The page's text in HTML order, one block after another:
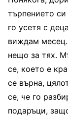
търпението
го усетя с
виждам
нещо за тях.
се, което е
се върна,
се, че го
подаръци,